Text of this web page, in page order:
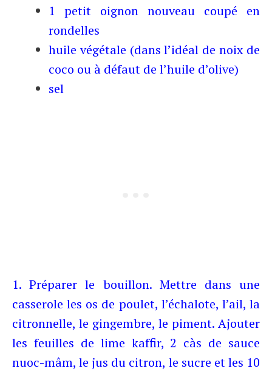
1 petit oignon nouveau coupé en
rondelles
huile végétale (dans l’idéal de noix de
coco ou à défaut de l’huile d’olive)
sel
1. Préparer le bouillon. Mettre dans une
casserole les os de poulet, l’échalote, l’ail, la
citronnelle, le gingembre, le piment. Ajouter
les feuilles de lime kaffir, 2 càs de sauce
nuoc-mâm, le jus du citron, le sucre et les 10